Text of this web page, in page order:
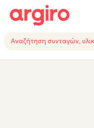
ΥΛΙΚΑΕΚΤΕΛΕΣΗTIPS